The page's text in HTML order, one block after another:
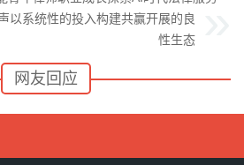
以系统性的投入构建共赢开展的良
性生态
网友回应